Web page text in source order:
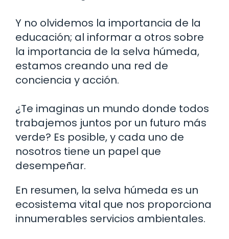
Y no olvidemos la importancia de la
educación; al informar a otros sobre
la importancia de la selva húmeda,
estamos creando una red de
conciencia y acción.
¿Te imaginas un mundo donde todos
trabajemos juntos por un futuro más
verde? Es posible, y cada uno de
nosotros tiene un papel que
desempeñar.
En resumen, la selva húmeda es un
ecosistema vital que nos proporciona
innumerables servicios ambientales.